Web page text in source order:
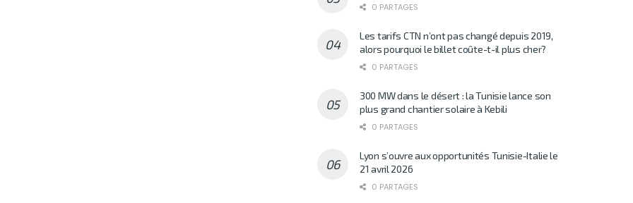
0 PARTAGES
Les tarifs CTN n’ont pas changé depuis 2019,
alors pourquoi le billet coûte-t-il plus cher?
0 PARTAGES
300 MW dans le désert : la Tunisie lance son
plus grand chantier solaire à Kebili
0 PARTAGES
Lyon s’ouvre aux opportunités Tunisie-Italie le
21 avril 2026
0 PARTAGES